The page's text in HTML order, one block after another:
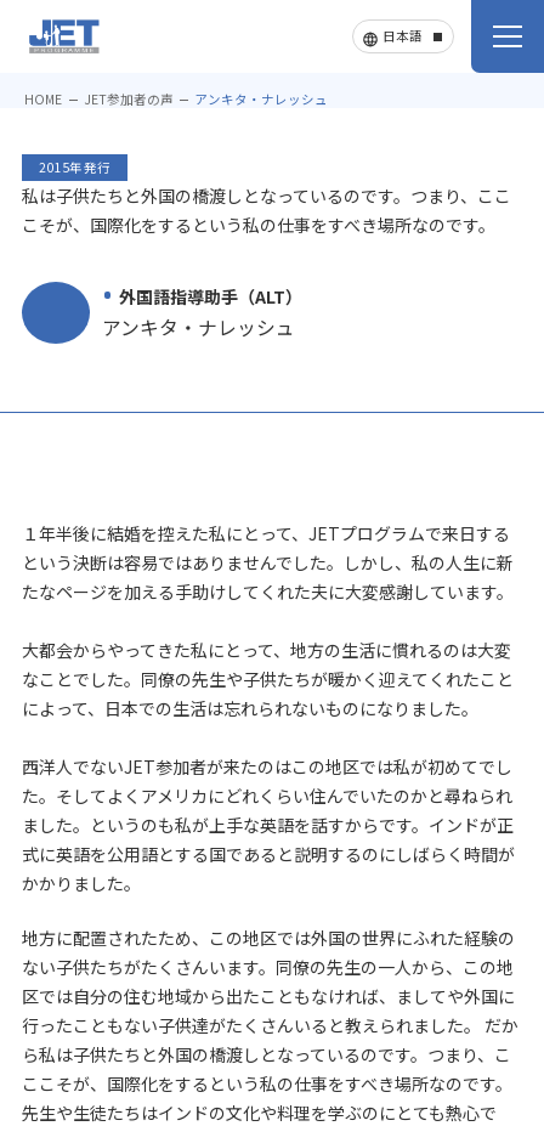
HOME JET参加者の声 アンキタ・ナレッシュ
2015年発行
私は子供たちと外国の橋渡しとなっているのです。つまり、ここ
こそが、国際化をするという私の仕事をすべき場所なのです。
外国語指導助手（ALT）
アンキタ・ナレッシュ
１年半後に結婚を控えた私にとって、JETプログラムで来日する
という決断は容易ではありませんでした。しかし、私の人生に新
たなページを加える手助けしてくれた夫に大変感謝しています。
大都会からやってきた私にとって、地方の生活に慣れるのは大変
なことでした。同僚の先生や子供たちが暖かく迎えてくれたこと
によって、日本での生活は忘れられないものになりました。
西洋人でないJET参加者が来たのはこの地区では私が初めてでし
た。そしてよくアメリカにどれくらい住んでいたのかと尋ねられ
ました。というのも私が上手な英語を話すからです。インドが正
式に英語を公用語とする国であると説明するのにしばらく時間が
かかりました。
地方に配置されたため、この地区では外国の世界にふれた経験の
ない子供たちがたくさんいます。同僚の先生の一人から、この地
区では自分の住む地域から出たこともなければ、ましてや外国に
行ったこともない子供達がたくさんいると教えられました。 だか
ら私は子供たちと外国の橋渡しとなっているのです。つまり、こ
ここそが、国際化をするという私の仕事をすべき場所なのです。
先生や生徒たちはインドの文化や料理を学ぶのにとても熱心で